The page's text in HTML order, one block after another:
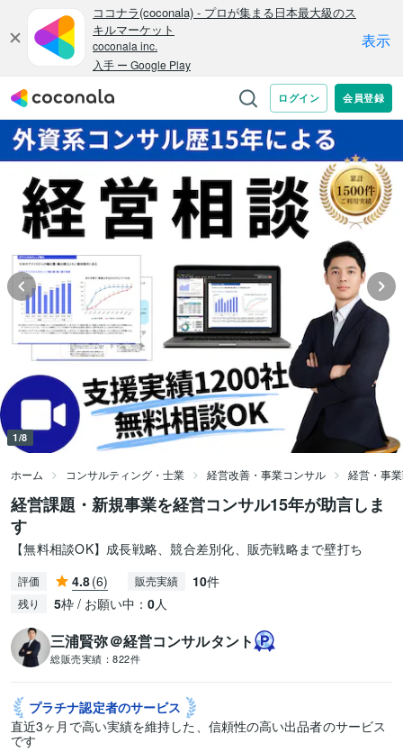
1/8
ホーム コンサルティング・士業 経営改善・事業コンサル 経営・事
経営課題・新規事業を経営コンサル15年が助言しま
す
【無料相談OK】成長戦略、競合差別化、販売戦略まで壁打ち
評価 4.8(6) 販売実績 10件
残り 5枠 / お願い中： 0人
三浦賢弥＠経営コンサルタント
総販売実績： 822件
プラチナ認定者のサービス
直近3ヶ月で高い実績を維持した、信頼性の高い出品者のサービス
です